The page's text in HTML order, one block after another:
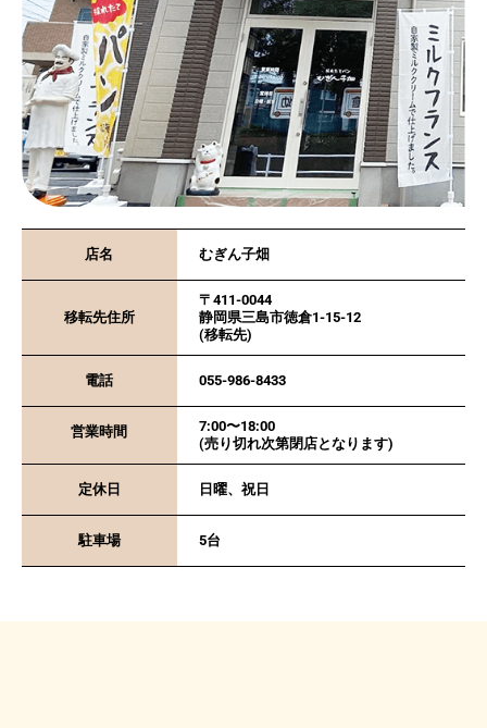
店名 むぎん子畑
移転先住所
〒411-0044
静岡県三島市徳倉1-15-12
(移転先)
電話 055-986-8433
営業時間
7:00〜18:00
(売り切れ次第閉店となります)
定休日 日曜、祝日
駐車場 5台